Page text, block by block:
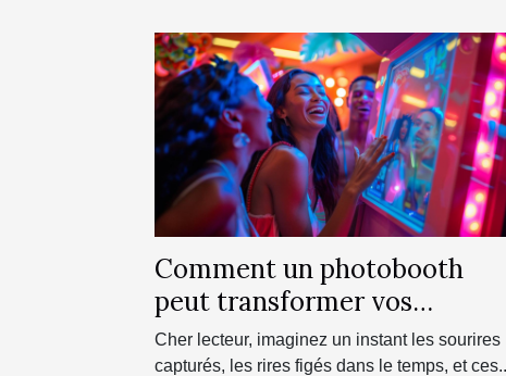
Comment un photobooth
peut transformer vos
événements festifs
Cher lecteur, imaginez un instant les sourires
capturés, les rires figés dans le temps, et